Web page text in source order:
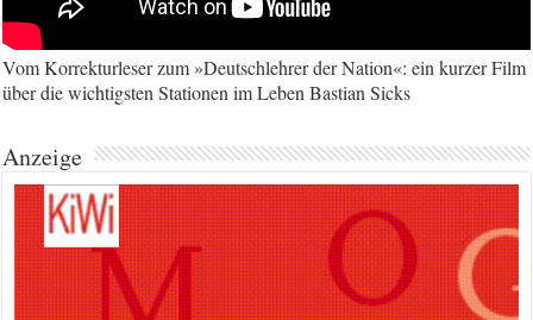
Vom Korrekturleser zum »Deutschlehrer der Nation«: ein kurzer Film
über die wichtigsten Stationen im Leben Bastian Sicks
Anzeige